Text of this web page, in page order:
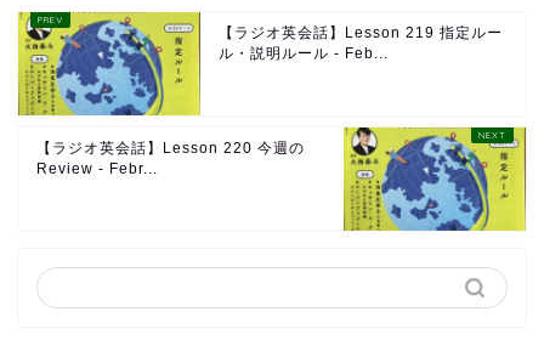
【ラジオ英会話】Lesson 219 指定ルー
ル・説明ルール - Feb...
【ラジオ英会話】Lesson 220 今週の
Review - Febr...